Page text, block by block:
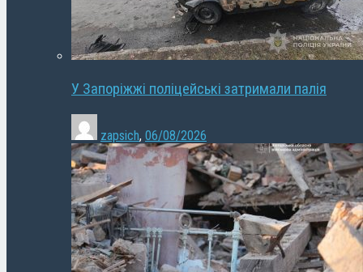
У Запоріжжі поліцейські затримали палія
zapsich, 06/08/2026